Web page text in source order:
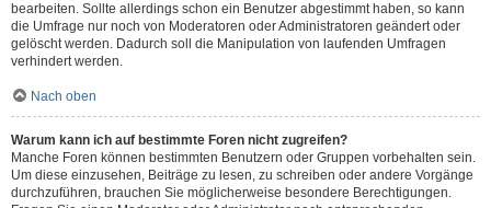
bearbeiten. Sollte allerdings schon ein Benutzer abgestimmt haben, so kann
die Umfrage nur noch von Moderatoren oder Administratoren geändert oder
gelöscht werden. Dadurch soll die Manipulation von laufenden Umfragen
verhindert werden.
Nach oben
Warum kann ich auf bestimmte Foren nicht zugreifen?
Manche Foren können bestimmten Benutzern oder Gruppen vorbehalten sein.
Um diese einzusehen, Beiträge zu lesen, zu schreiben oder andere Vorgänge
durchzuführen, brauchen Sie möglicherweise besondere Berechtigungen.